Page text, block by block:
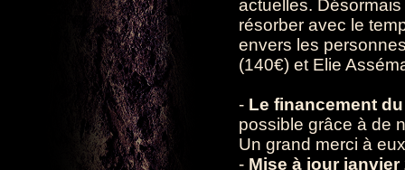
actuelles.
résorber avec le
envers les
(140€) et Elie
- Le financement
possible grâce à de
Un grand merci à
- Mise à jour janvier